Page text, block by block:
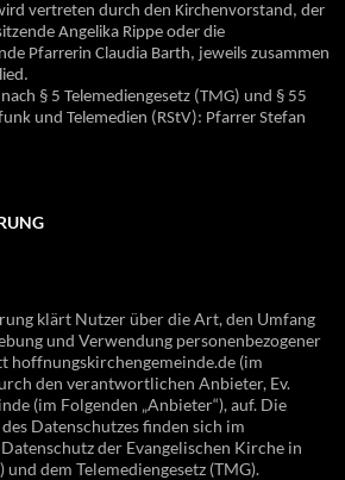
vertreten durch den Kirchenvorstand, der
Angelika Rippe oder die
Pfarrerin Claudia Barth, jeweils zusammen
§ 5 Telemediengesetz (TMG) und § 55
und Telemedien (RStV): Pfarrer Stefan
klärt Nutzer über die Art, den Umfang
und Verwendung personenbezogener
(im
den verantwortlichen Anbieter, Ev.
(im Folgenden „Anbieter“), auf. Die
Datenschutzes finden sich im
der Evangelischen Kirche in
dem Telemediengesetz (TMG).